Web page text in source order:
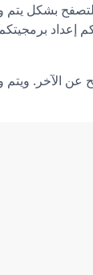
بشكل
إعداد
عن الآخر.